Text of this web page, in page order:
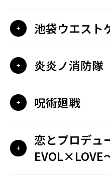
池袋ウエスト
炎炎ノ消防隊
呪術廻戦
恋とプロデュ
EVOL×LOVE